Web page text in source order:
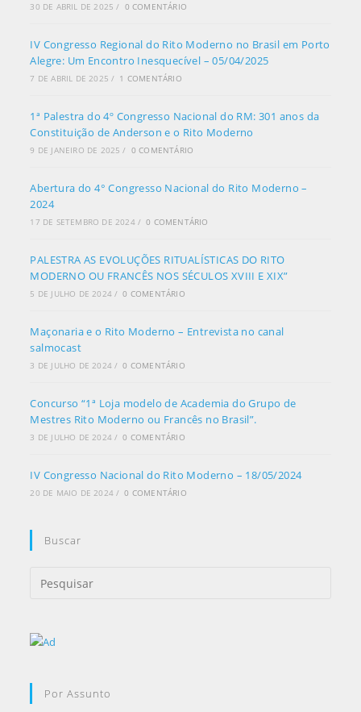
30 DE ABRIL DE 2025 / 0 COMENTÁRIO
IV Congresso Regional do Rito Moderno no Brasil em Porto
Alegre: Um Encontro Inesquecível – 05/04/2025
7 DE ABRIL DE 2025 / 1 COMENTÁRIO
1ª Palestra do 4º Congresso Nacional do RM: 301 anos da
Constituição de Anderson e o Rito Moderno
9 DE JANEIRO DE 2025 / 0 COMENTÁRIO
Abertura do 4° Congresso Nacional do Rito Moderno –
2024
17 DE SETEMBRO DE 2024 / 0 COMENTÁRIO
PALESTRA AS EVOLUÇÕES RITUALÍSTICAS DO RITO
MODERNO OU FRANCÊS NOS SÉCULOS XVIII E XIX”
5 DE JULHO DE 2024 / 0 COMENTÁRIO
Maçonaria e o Rito Moderno – Entrevista no canal
salmocast
3 DE JULHO DE 2024 / 0 COMENTÁRIO
Concurso “1ª Loja modelo de Academia do Grupo de
Mestres Rito Moderno ou Francês no Brasil”.
3 DE JULHO DE 2024 / 0 COMENTÁRIO
IV Congresso Nacional do Rito Moderno – 18/05/2024
20 DE MAIO DE 2024 / 0 COMENTÁRIO
Buscar
Por Assunto